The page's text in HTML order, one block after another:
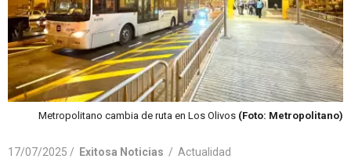
Metropolitano cambia de ruta en Los Olivos (Foto: Metropolitano)
17/07/2025 / Exitosa Noticias / Actualidad